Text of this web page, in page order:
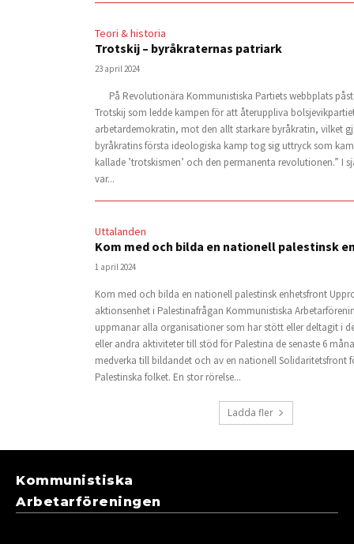
Teori & historia
Trotskij – byråkraternas patriark
23 april 2024
På Revolutionära Kommunistiska Partiets webbplats
Trotskij som ledde kampen för att återuppliva
arbetardemokratin, mot den allt starkare byråkratin, vilket
byråkratins första ideologiska kamp tog sig uttryck som
kallade ’trotskismen’ och den permanenta revolutionen.” I
var...
Uttalanden
Kom med och bilda en nationell palestinsk
1 april 2024
Kom med och bilda en nationell palestinsk enhetsfront
aktionsenhet i Palestinafrågan Kommunistiska
uppmanar alla organisationer som har stött eller deltagit i
eller andra aktiviteter till stöd för Palestina de senaste 6
medverka till bildandet och av en nationell Solidaritetsfront
Palestinska folket. En stor rörelse...
Ladda fler
Kommunistiska
Arbetarföreningen